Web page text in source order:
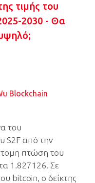
τιμής του
2030 - Θα
Blockchain
του
S2F από την
πτώση του
1.827126. Σε
bitcoin, ο δείκτης